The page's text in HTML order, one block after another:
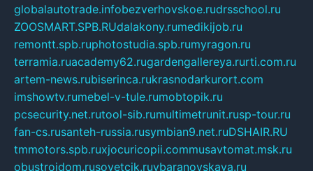
globalautotrade.infobezverhovskoe.rudrsschool.ru
ZOOSMART.SPB.RUdalakony.rumedikijob.ru
remontt.spb.ruphotostudia.spb.rumyragon.ru
terramia.ruacademy62.rugardengallereya.rurti.com.ru
artem-news.rubiserinca.rukrasnodarkurort.com
imshowtv.rumebel-v-tule.rumobtopik.ru
pcsecurity.net.rutool-sib.rumultimetrunit.rusp-tour.ru
fan-cs.rusanteh-russia.rusymbian9.net.ruDSHAIR.RU
tmmotors.spb.ruxjocuricopii.commusavtomat.msk.ru
obustrojdom.rusovetcik.ruybaranovskaya.ru